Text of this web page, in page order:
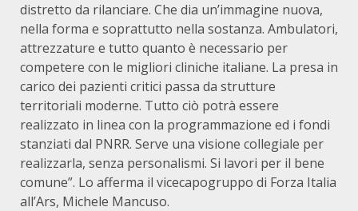
distretto da rilanciare. Che dia un’immagine nuova,
nella forma e soprattutto nella sostanza. Ambulatori,
attrezzature e tutto quanto è necessario per
competere con le migliori cliniche italiane. La presa in
carico dei pazienti critici passa da strutture
territoriali moderne. Tutto ciò potrà essere
realizzato in linea con la programmazione ed i fondi
stanziati dal PNRR. Serve una visione collegiale per
realizzarla, senza personalismi. Si lavori per il bene
comune”. Lo afferma il vicecapogruppo di Forza Italia
all’Ars, Michele Mancuso.